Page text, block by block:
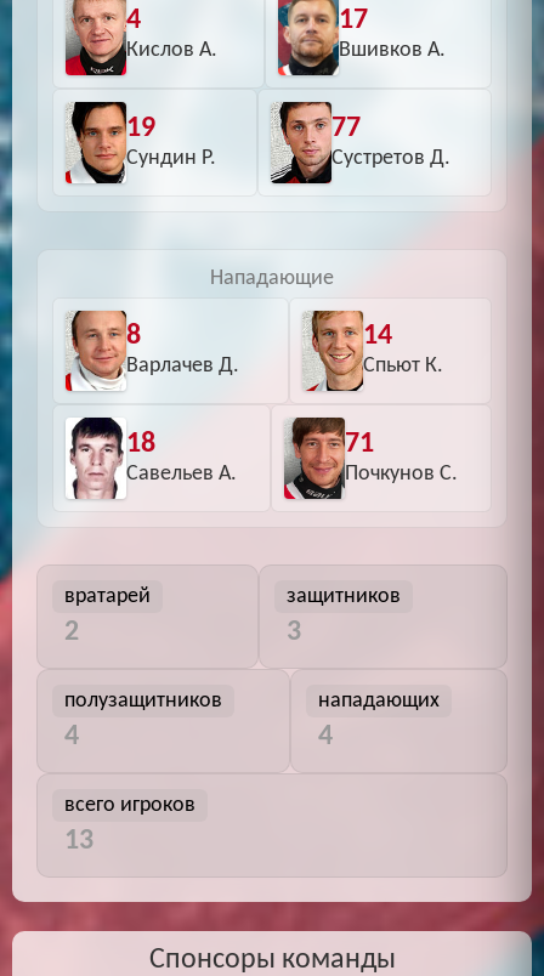
4
Кислов А.
17
Вшивков А.
19
Сундин Р.
77
Сустретов Д.
Нападающие
8
Варлачев Д.
14
Спьют К.
18
Савельев А.
71
Почкунов С.
вратарей
2
защитников
3
полузащитников
4
нападающих
4
всего игроков
13
Спонсоры команды